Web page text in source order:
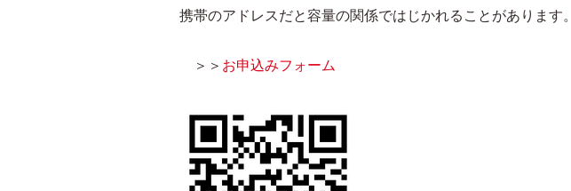
携帯のアドレスだと容量の関係ではじかれることがあります。
＞＞ お申込みフォーム